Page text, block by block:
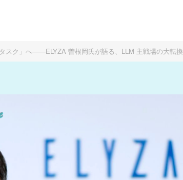
スク」へ——ELYZA 曽根岡氏が語る、LLM 主戦場の大転換